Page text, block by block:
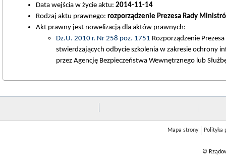
Data wejścia w życie aktu: 2014-11-14
Rodzaj aktu prawnego: rozporządzenie Prezesa Rady
Akt prawny jest nowelizacją dla aktów prawnych:
Dz.U. 2010 r. Nr 258 poz. 1751 Rozporządzenie
stwierdzających odbycie szkolenia w zakresie ochrony
przez Agencję Bezpieczeństwa Wewnętrznego lub
Mapa strony Polityka
©